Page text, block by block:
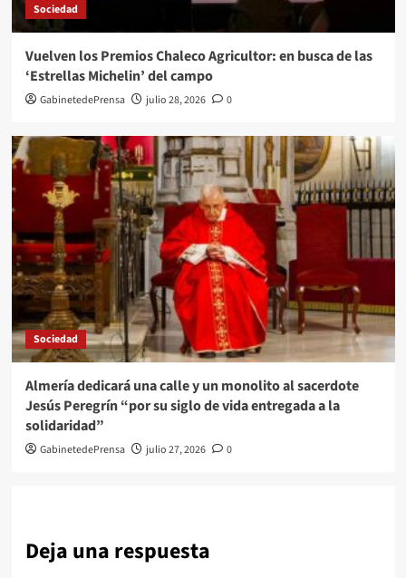
Sociedad
Vuelven los Premios Chaleco Agricultor: en busca de las
‘Estrellas Michelin’ del campo
GabinetedePrensa julio 28, 2026 0
Sociedad
Almería dedicará una calle y un monolito al sacerdote
Jesús Peregrín “por su siglo de vida entregada a la
solidaridad”
GabinetedePrensa julio 27, 2026 0
Deja una respuesta